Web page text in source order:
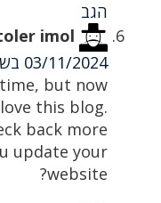
הגב
imol
03/11/2024 בשעה 07:30
but now
this blog.
back more
update your
website?